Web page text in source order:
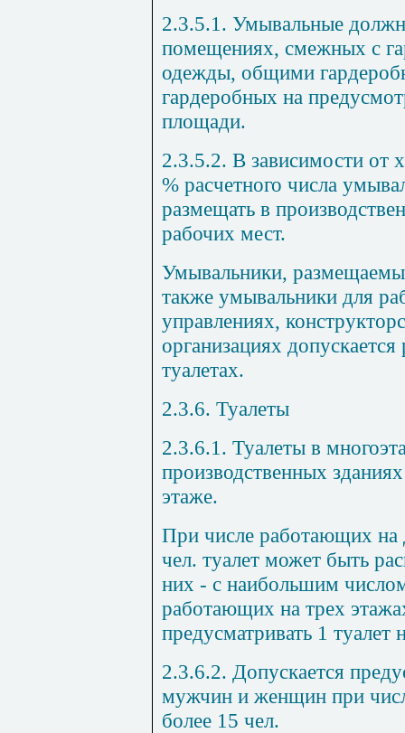
2.3.5.1. Умывальные
помещениях, смежных с
одежды, общими
гардеробных на
площади.
2.3.5.2. В зависимости от
% расчетного числа
размещать в
рабочих мест.
Умывальники,
также умывальники для
управлениях,
организациях
туалетах.
2.3.6. Туалеты
2.3.6.1. Туалеты в
производственных
этаже.
При числе работающих
чел. туалет может быть
них - с наибольшим
работающих на трех
предусматривать 1 туалет
2.3.6.2. Допускается
мужчин и женщин при
более 15 чел.